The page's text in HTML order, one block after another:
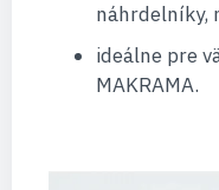
náhrdelníky,
ideálne pre
MAKRAMA.